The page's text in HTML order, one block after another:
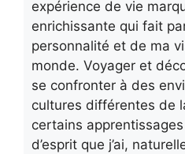
expérience de vie
enrichissante qui fait
personnalité et de ma
monde. Voyager et
se confronter à des
cultures différentes de
certains
d’esprit que j’ai,